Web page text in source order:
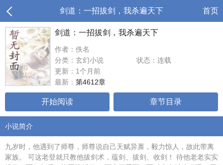
剑道：一招拔剑，我杀遍天下 首页
剑道：一招拔剑，我杀遍天下
作者：佚名
分类：玄幻小说
状态：连载
更新：1个月前
最新： 第4612章
开始阅读 章节目录
小说简介
九岁时，他遇到了师尊，师尊说自己天赋异禀，毅力惊人，故此带离
家族。 可这老登就只教他拔剑术，蕴剑、拔剑、收剑！ 待他老老实实